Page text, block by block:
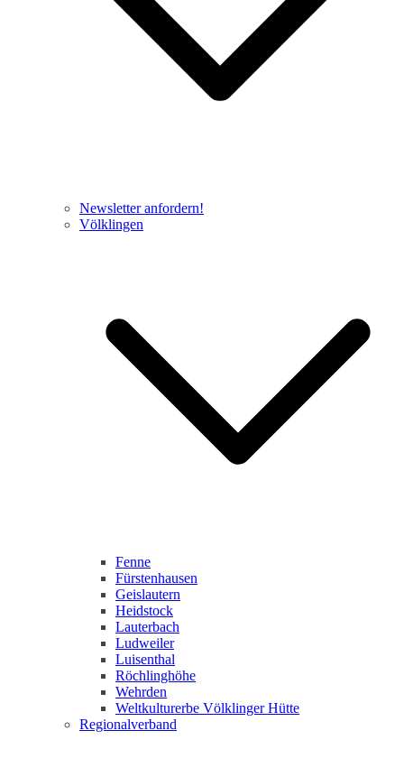
Newsletter anfordern!
Völklingen
Fenne
Fürstenhausen
Geislautern
Heidstock
Lauterbach
Ludweiler
Luisenthal
Röchlinghöhe
Wehrden
Weltkulturerbe Völklinger Hütte
Regionalverband